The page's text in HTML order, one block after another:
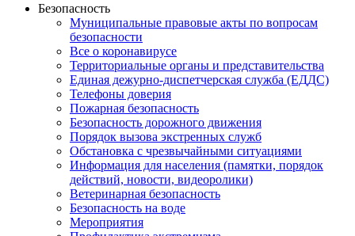
Безопасность
Муниципальные правовые акты по вопросам
безопасности
Все о коронавирусе
Территориальные органы и представительства
Единая дежурно-диспетчерская служба (ЕДДС)
Телефоны доверия
Пожарная безопасность
Безопасность дорожного движения
Порядок вызова экстренных служб
Обстановка с чрезвычайными ситуациями
Информация для населения (памятки, порядок
действий, новости, видеоролики)
Ветеринарная безопасность
Безопасность на воде
Мероприятия